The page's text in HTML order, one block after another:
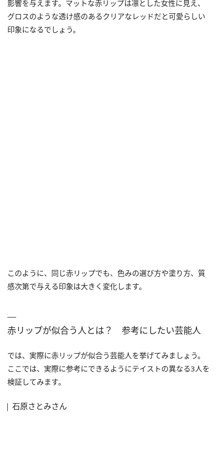
影響を与えます。マットな赤リップは凛とした女性に見え、
グロスのような透け感のあるクリアなレッドだと可愛らしい
印象になるでしょう。
このように、同じ赤リップでも、色みの選び方や塗り方、質
感次第で与える印象は大きく変化します。
赤リップが似合う人とは？ 参考にしたい芸能人
では、実際に赤リップが似合う芸能人を挙げてみましょう。
ここでは、実際に参考にできるようにテイストの異なる3人を
検証してみます。
石原さとみさん